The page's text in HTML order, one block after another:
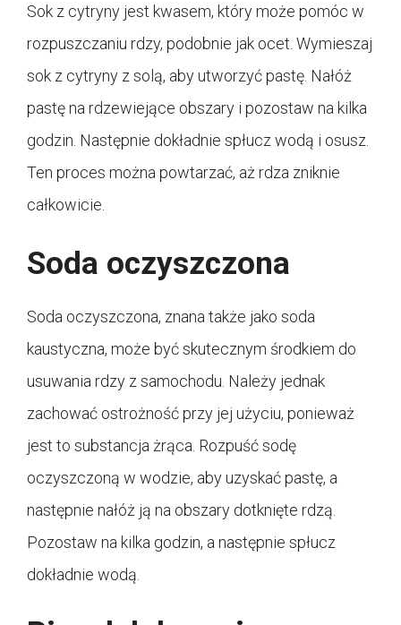
Sok z cytryny jest kwasem, który może pomóc w
rozpuszczaniu rdzy, podobnie jak ocet. Wymieszaj
sok z cytryny z solą, aby utworzyć pastę. Nałóż
pastę na rdzewiejące obszary i pozostaw na kilka
godzin. Następnie dokładnie spłucz wodą i osusz.
Ten proces można powtarzać, aż rdza zniknie
całkowicie.
Soda oczyszczona
Soda oczyszczona, znana także jako soda
kaustyczna, może być skutecznym środkiem do
usuwania rdzy z samochodu. Należy jednak
zachować ostrożność przy jej użyciu, ponieważ
jest to substancja żrąca. Rozpuść sodę
oczyszczoną w wodzie, aby uzyskać pastę, a
następnie nałóż ją na obszary dotknięte rdzą.
Pozostaw na kilka godzin, a następnie spłucz
dokładnie wodą.